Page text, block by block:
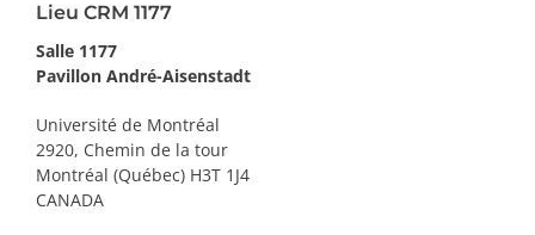
Recherche
Ressources
Lieu CRM 1177
Salle 1177
Pavillon André-Aisenstadt
Université de Montréal
2920, Chemin de la tour
Montréal (Québec) H3T 1J4
CANADA